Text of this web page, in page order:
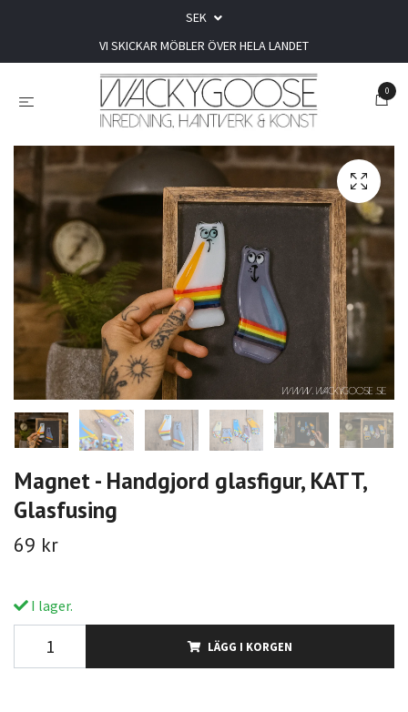
SEK
VI SKICKAR MÖBLER ÖVER HELA LANDET
0
Magnet - Handgjord glasfigur, KATT,
Glasfusing
69 kr
I lager.
LÄGG I KORGEN